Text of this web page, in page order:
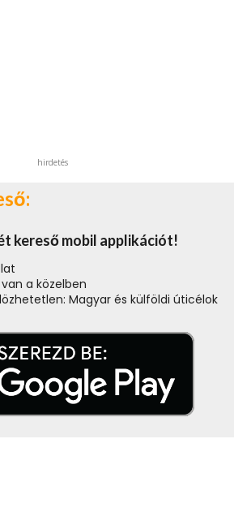
hirdetés
kereső mobil applikációt!
a közelben
Magyar és külföldi úticélok